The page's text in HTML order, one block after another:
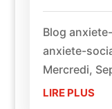
Blog
anxiete-
Mercredi,
LIRE PLUS